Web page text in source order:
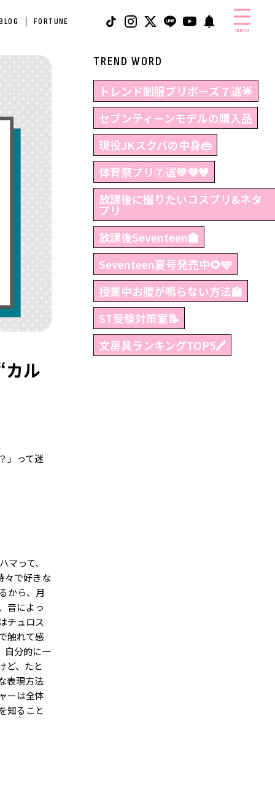
FORTUNE
menu
カル
」って迷
って、
々で好きな
から、月
音によっ
チュロス
触れて感
自分的に一
ど、たと
表現方法
ーは全体
知ること
TREND WORD
トレンド制服プリポーズ７選🌟
セブンティーンモデルの購入品
現役JKスクバの中身👜
体育祭プリ⑦選💛💜💙
放課後に撮りたいコスプリ&ネタ
プリ
放課後Seventeen🏫
Seventeen夏号発売中🌻🩵
授業中お腹が鳴らない方法🏫
ST受験対策室📝
文房具ランキングTOP5🖊